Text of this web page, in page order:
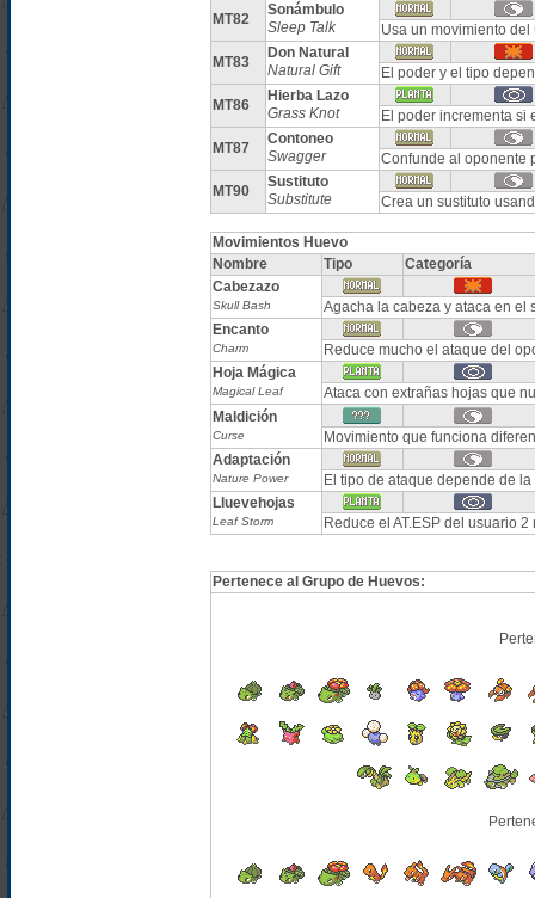
MT82
Sonámbulo
Sleep Talk
Usa un movimiento
MT83
Don Natural
Natural Gift
El poder y el tipo
MT86
Hierba Lazo
Grass Knot
El poder incrementa si
MT87
Contoneo
Swagger
Confunde al oponente
MT90
Sustituto
Substitute
Crea un sustituto
Movimientos Huevo
Nombre
Tipo
Categoría
Cabezazo
Skull Bash
Agacha la cabeza y ataca en el
Encanto
Charm
Reduce mucho el ataque del
Hoja Mágica
Magical Leaf
Ataca con extrañas hojas que
Maldición
Curse
Movimiento que funciona
Adaptación
Nature Power
El tipo de ataque depende de
Lluevehojas
Leaf Storm Reduce el AT.ESP del usuario 2
Pertenece al Grupo de Huevos: